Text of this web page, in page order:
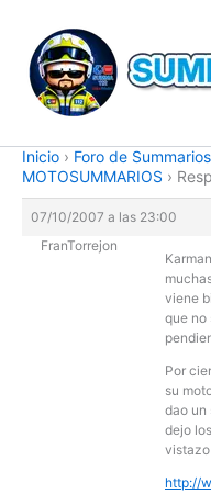
contenido
Inicio › Foro de Summarios
MOTOSUMMARIOS ›
07/10/2007 a las 23:00
FranTorrejon
viene
que no
Por
su
dao un
dejo
http://